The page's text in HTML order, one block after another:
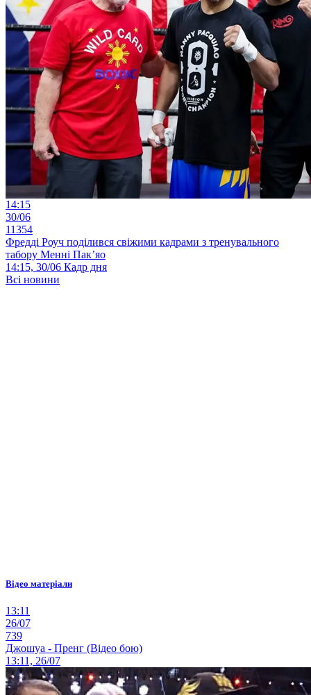
14:15
30/06
11354
Фредді Роуч поділився свіжими кадрами з тренувального
табору Менні Пак’яо
14:15, 30/06 Кадр дня
Всі новини
Відео матеріали
13:11
26/07
739
Джошуа - Пренг (Відео бою)
13:11, 26/07